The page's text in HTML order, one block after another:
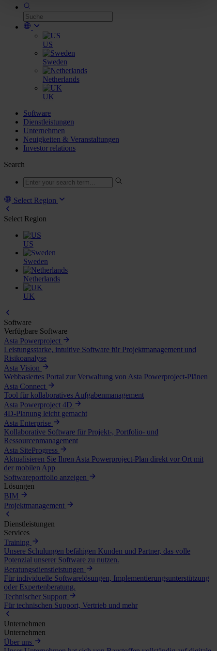
US
Sweden
Netherlands
UK
Software
Dienstleistungen
Unternehmen
Neuigkeiten & Veranstaltungen
Investor relations
Search
Select Region
Select Region
US
Sweden
Netherlands
UK
Software
Verfügbare Software
Asta Powerproject
Leistungsstarke, intuitive Software für Projektmanagement und
Risikoanalyse
Asta Vision
Webbasiertes Portal zur Verwaltung von Asta Powerproject-Plänen
Asta Connect
Tool für kollaboratives Aufgabenmanagement
Asta Powerproject 4D
4D-Planung leicht gemacht
Asta Enterprise
Kollaborative Software für Projekt-, Portfolio- und
Ressourcenmanagement
Asta SiteProgress
Aktualisieren Sie Ihren Asta Powerproject-Plan direkt vor Ort mit
der mobilen App
Softwareportfolio anzeigen
Lösungen
BIM
Projektmanagement
Dienstleistungen
Services
Training
Unsere Schulungen befähigen Kunden und Partner, das volle
Potenzial unserer Software zu nutzen.
Beratungsdienstleistungen
Für individuelle Softwarelösungen, Implementierungsunterstützung
oder Expertenberatung.
Technischer Support
Für technischen Support, Vertrieb und mehr
Unternehmen
Unternehmen
Über uns